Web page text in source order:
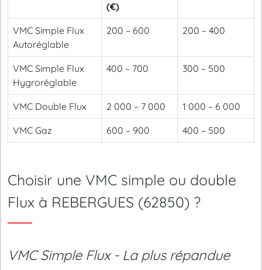
(€)
VMC Simple Flux
Autoréglable
200 – 600 200 – 400
VMC Simple Flux
Hygroréglable
400 – 700 300 – 500
VMC Double Flux 2 000 – 7 000 1 000 – 6 000
VMC Gaz 600 – 900 400 – 500
Choisir une VMC simple ou double
Flux à REBERGUES (62850) ?
VMC Simple Flux - La plus répandue